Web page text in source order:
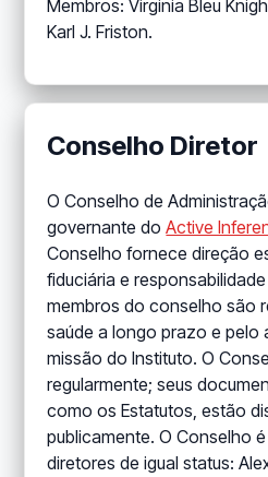
Membros: Virginia Bleu
Karl J. Friston.
Conselho Diretor
O Conselho de
governante doActive
Conselho fornece direção
fiduciária e
membros do conselho são
saúde a longo prazo e pelo
missão do Instituto. O
regularmente; seus
como os Estatutos, estão
publicamente. O Conselho
diretores de igual status: